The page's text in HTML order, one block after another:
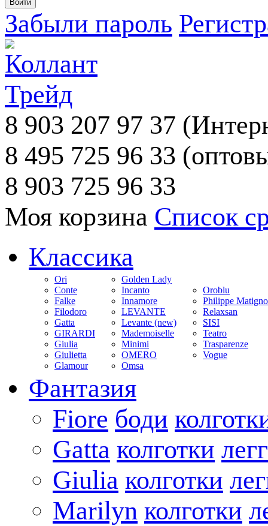
Забыли пароль
8 903 207 97 37
8 495 725 96 33
8 903 725 96 33
Моя корзина Список
Классика
Ori
Conte
Falke
Filodoro
Gatta
GIRARDI
Giulia
Giulietta
Glamour
Golden Lady
Incanto
Innamore
LEVANTE
Levante (new)
Mademoiselle
Minimi
OMERO
Omsa
Oroblu
Philippe
Relaxsan
SISI
Teatro
Trasparenze
Vogue
Фантазия
Fiore боди
Gatta колготки
Giulia колготки
Marilyn колготки